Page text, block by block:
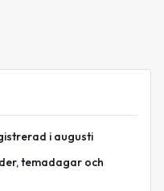
i augusti
temadagar och